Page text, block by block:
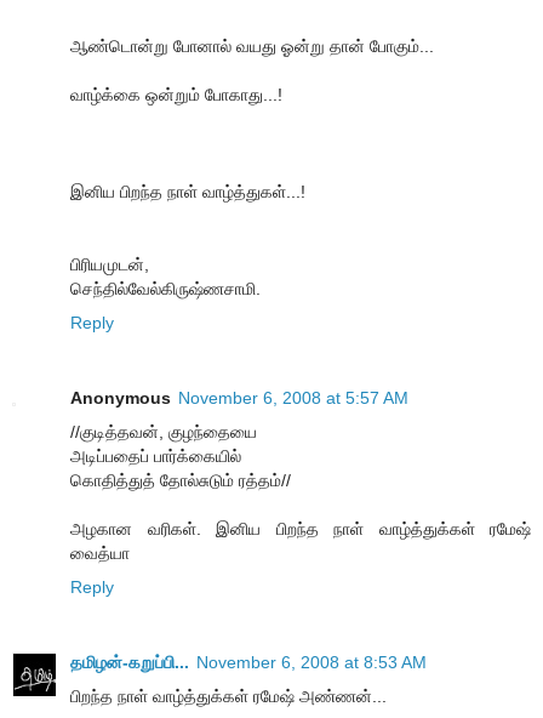
ஆண்டொன்று போனால் வயது ஓன்று தான் போகும்...
வாழ்க்கை ஒன்றும் போகாது...!
இனிய பிறந்த நாள் வாழ்த்துகள்...!
பிரியமுடன்,
செந்தில்வேல்கிருஷ்ணசாமி.
Reply
Anonymous November 6, 2008 at 5:57 AM
//குடித்தவன், குழந்தையை
அடிப்பதைப் பார்க்கையில்
கொதித்துத் தோல்சுடும் ரத்தம்//
அழகான வரிகள். இனிய பிறந்த நாள் வாழ்த்துக்கள் ரமேஷ்
வைத்யா
Reply
தமிழன்-கறுப்பி... November 6, 2008 at 8:53 AM
பிறந்த நாள் வாழ்த்துக்கள் ரமேஷ் அண்ணன்...